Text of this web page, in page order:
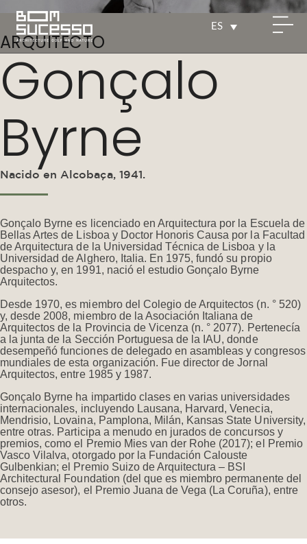
ES
ARQUITECTO
Gonçalo
Byrne
Nacido en Alcobaça, 1941.
Gonçalo Byrne es licenciado en Arquitectura por la Escuela de
Bellas Artes de Lisboa y Doctor Honoris Causa por la Facultad
de Arquitectura de la Universidad Técnica de Lisboa y la
Universidad de Alghero, Italia. En 1975, fundó su propio
despacho y, en 1991, nació el estudio Gonçalo Byrne
Arquitectos.
Desde 1970, es miembro del Colegio de Arquitectos (n. ° 520)
y, desde 2008, miembro de la Asociación Italiana de
Arquitectos de la Provincia de Vicenza (n. ° 2077). Pertenecía
a la junta de la Sección Portuguesa de la IAU, donde
desempeñó funciones de delegado en asambleas y congresos
mundiales de esta organización. Fue director de Jornal
Arquitectos, entre 1985 y 1987.
Gonçalo Byrne ha impartido clases en varias universidades
internacionales, incluyendo Lausana, Harvard, Venecia,
Mendrisio, Lovaina, Pamplona, Milán, Kansas State University,
entre otras. Participa a menudo en jurados de concursos y
premios, como el Premio Mies van der Rohe (2017); el Premio
Vasco Vilalva, otorgado por la Fundación Calouste
Gulbenkian; el Premio Suizo de Arquitectura – BSI
Architectural Foundation (del que es miembro permanente del
consejo asesor), el Premio Juana de Vega (La Coruña), entre
otros.